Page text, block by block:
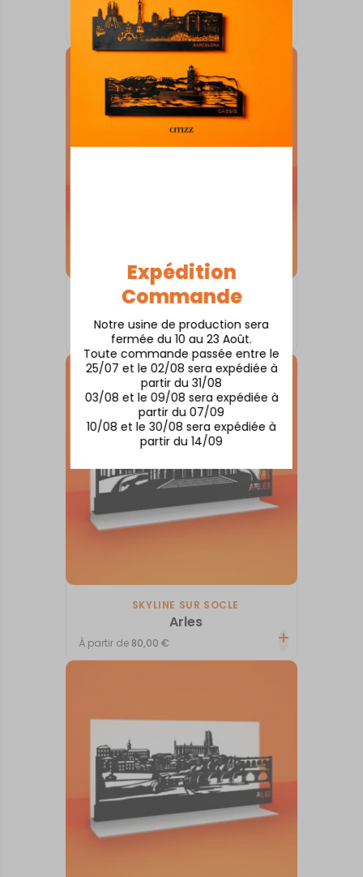
Expédition
Commande
Notre usine de production sera
fermée du 10 au 23 Août.
Toute commande passée entre le
25/07 et le 02/08 sera expédiée à
partir du 31/08
03/08 et le 09/08 sera expédiée à
partir du 07/09
10/08 et le 30/08 sera expédiée à
partir du 14/09
Angoulême
À partir de80,00€
SKYLINE SUR SOCLE
Angers
À partir de80,00€
SKYLINE SUR SOCLE
Arles
À partir de 80,00€